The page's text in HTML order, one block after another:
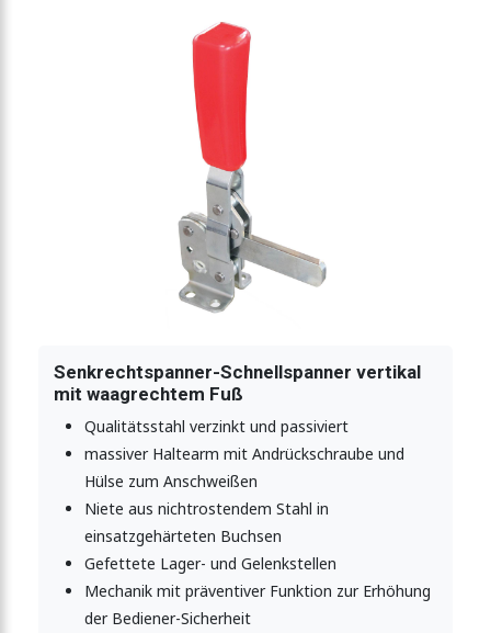
und Sicherheitsverriegelung
Fuß massiver Haltearm
Fuß massiver Haltearm
mit waagrechtem Fuß
mit senkrechtem Fuß
schweissbar
Senkrechtspanner-Schnellspanner vertikal
mit waagrechtem Fuß
Qualitätsstahl verzinkt und passiviert
massiver Haltearm mit Andrückschraube und
Hülse zum Anschweißen
Niete aus nichtrostendem Stahl in
einsatzgehärteten Buchsen
Gefettete Lager- und Gelenkstellen
Mechanik mit präventiver Funktion zur Erhöhung
der Bediener-Sicherheit